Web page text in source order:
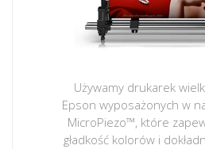
Używamy drukarek
Epson wyposażonych w
MicroPiezo™, które
gładkość kolorów i